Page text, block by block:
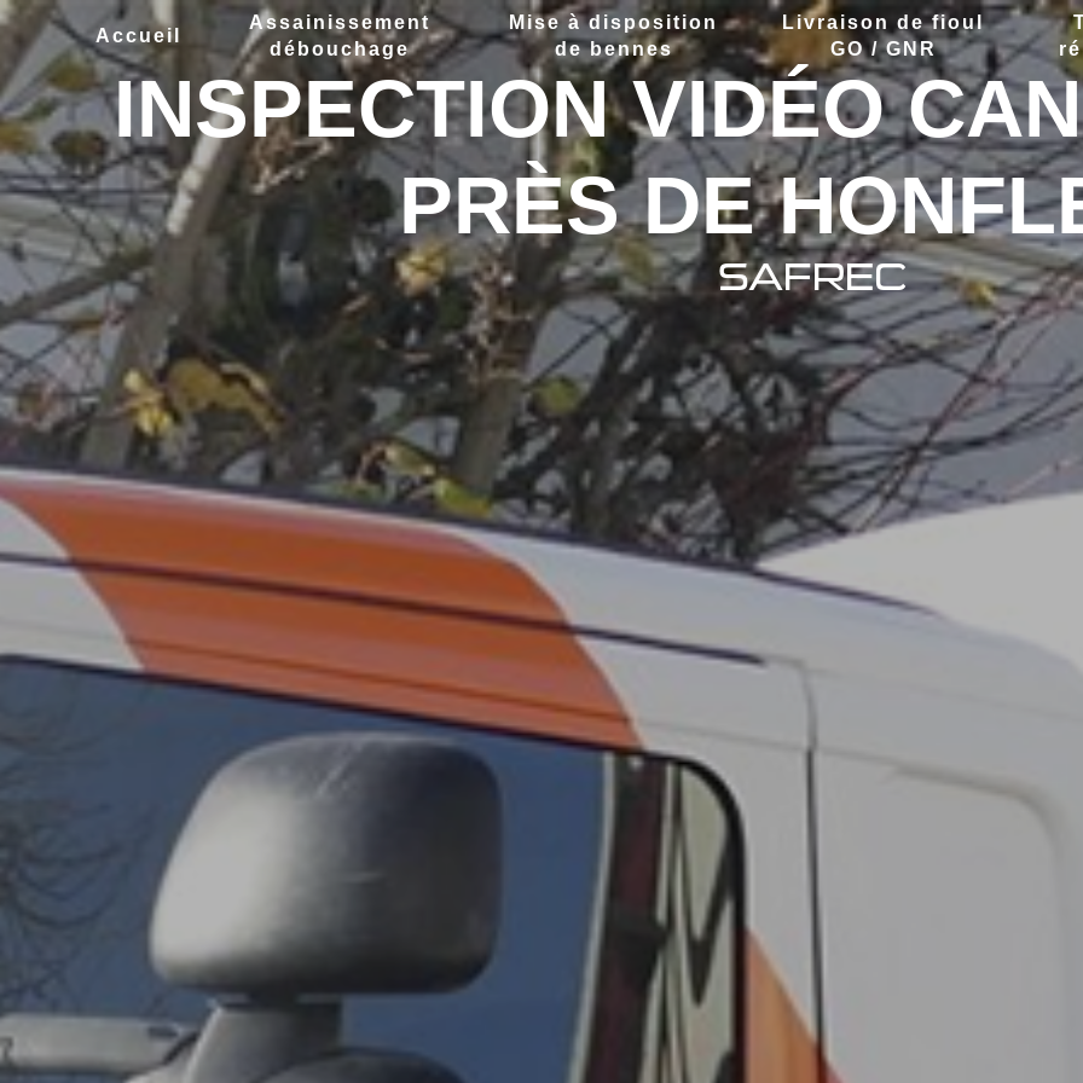
Accueil
Assainissement
débouchage
Mise à disposition
de bennes
Livraison de fioul
GO / GNR
INSPECTION VIDÉO
PRÈS DE
SAFREC
Panneau de gestion des cookies